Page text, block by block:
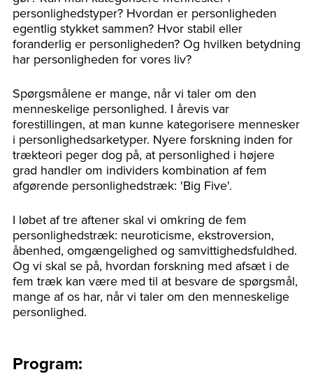
personlighedstyper? Hvordan er personligheden
egentlig stykket sammen? Hvor stabil eller
foranderlig er personligheden? Og hvilken betydning
har personligheden for vores liv?
Spørgsmålene er mange, når vi taler om den
menneskelige personlighed. I årevis var
forestillingen, at man kunne kategorisere mennesker
i personlighedsarketyper. Nyere forskning inden for
trækteori peger dog på, at personlighed i højere
grad handler om individers kombination af fem
afgørende personlighedstræk: 'Big Five'.
I løbet af tre aftener skal vi omkring de fem
personlighedstræk: neuroticisme, ekstroversion,
åbenhed, omgængelighed og samvittighedsfuldhed.
Og vi skal se på, hvordan forskning med afsæt i de
fem træk kan være med til at besvare de spørgsmål,
mange af os har, når vi taler om den menneskelige
personlighed.
Program: